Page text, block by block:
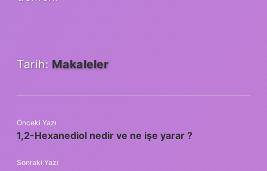
Tarih: Makaleler
Önceki Yazı
1,2-Hexanediol nedir ve ne işe yarar ?
Sonraki Yazı